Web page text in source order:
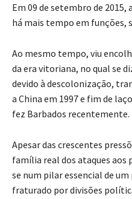
Em 09 de setembro de
há mais tempo em funções,
Ao mesmo tempo, viu
da era vitoriana, no qual se
devido à descolonização,
a China em 1997 e fim de
fez Barbados recentemente.
Apesar das crescentes
família real dos ataques
se num pilar essencial de
fraturado por divisões